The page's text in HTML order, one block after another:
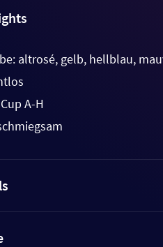
altrosé, gelb, hellblau,
A-H